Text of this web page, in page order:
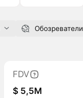
Обозреватели
FDV
$ 5,5M